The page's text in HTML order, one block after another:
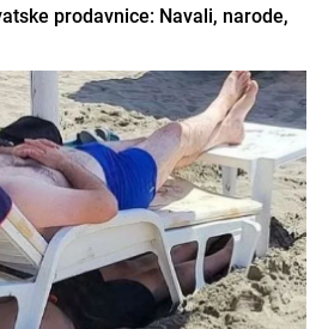
prodavnice: Navali, narode,